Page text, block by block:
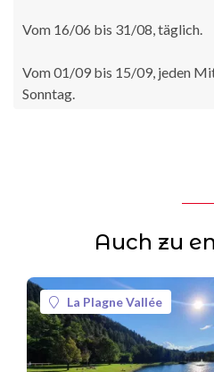
Vom 16/06 bis 31/08, täglich.
Vom 01/09 bis 15/09, jeden
Sonntag.
Auch zu
La Plagne Vallée